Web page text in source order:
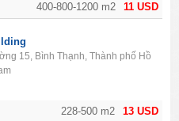
11 USD
400-800-1200 m2
13 USD
228-500 m2
15, Bình Thạnh, Thành phố Hồ